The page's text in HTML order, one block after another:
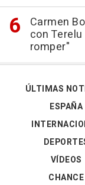
Carmen
con
romper"
ÚLTIMAS
ESPAÑA
VÍDEOS
CHANCE